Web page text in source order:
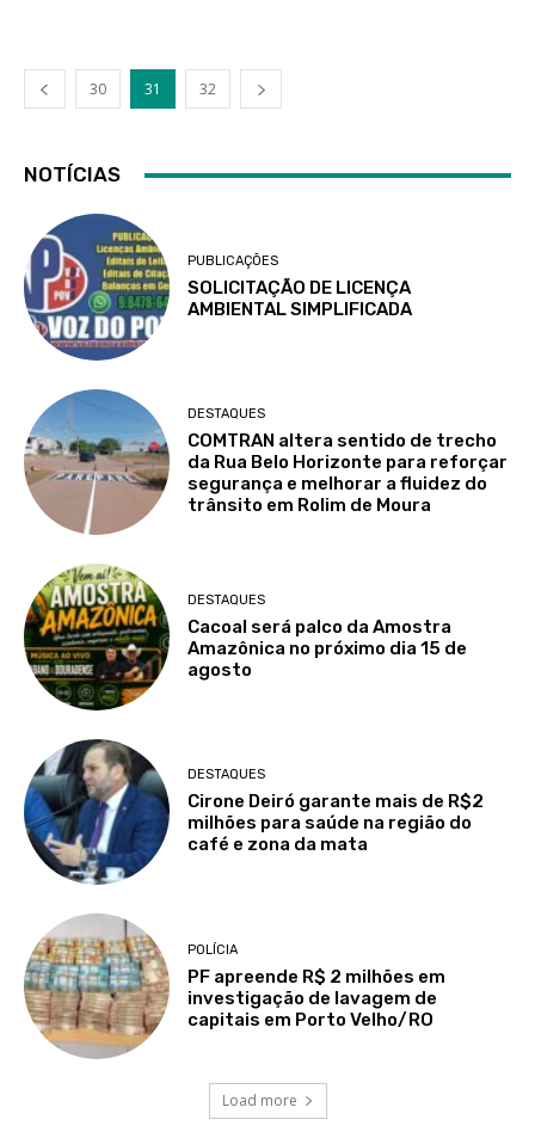
30 31 32
NOTÍCIAS
PUBLICAÇÕES
SOLICITAÇÃO DE LICENÇA
AMBIENTAL SIMPLIFICADA
DESTAQUES
COMTRAN altera sentido de trecho
da Rua Belo Horizonte para reforçar
segurança e melhorar a fluidez do
trânsito em Rolim de Moura
DESTAQUES
Cacoal será palco da Amostra
Amazônica no próximo dia 15 de
agosto
DESTAQUES
Cirone Deiró garante mais de R$2
milhões para saúde na região do
café e zona da mata
POLÍCIA
PF apreende R$ 2 milhões em
investigação de lavagem de
capitais em Porto Velho/RO
Load more